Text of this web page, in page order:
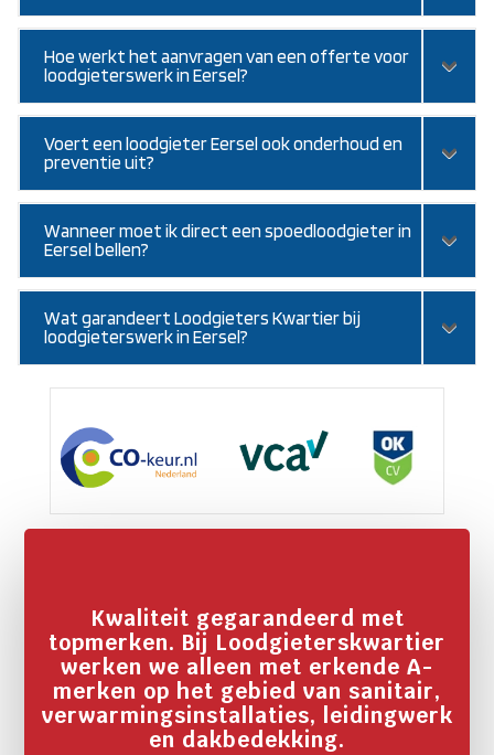
Hoe werkt het aanvragen van een offerte voor
loodgieterswerk in Eersel?
Voert een loodgieter Eersel ook onderhoud en
preventie uit?
Wanneer moet ik direct een spoedloodgieter in
Eersel bellen?
Wat garandeert Loodgieters Kwartier bij
loodgieterswerk in Eersel?
Kwaliteit gegarandeerd met
topmerken. Bij Loodgieterskwartier
werken we alleen met erkende A-
merken op het gebied van sanitair,
verwarmingsinstallaties, leidingwerk
en dakbedekking.